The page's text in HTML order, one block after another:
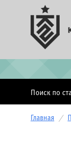
Поиск по
Главная /